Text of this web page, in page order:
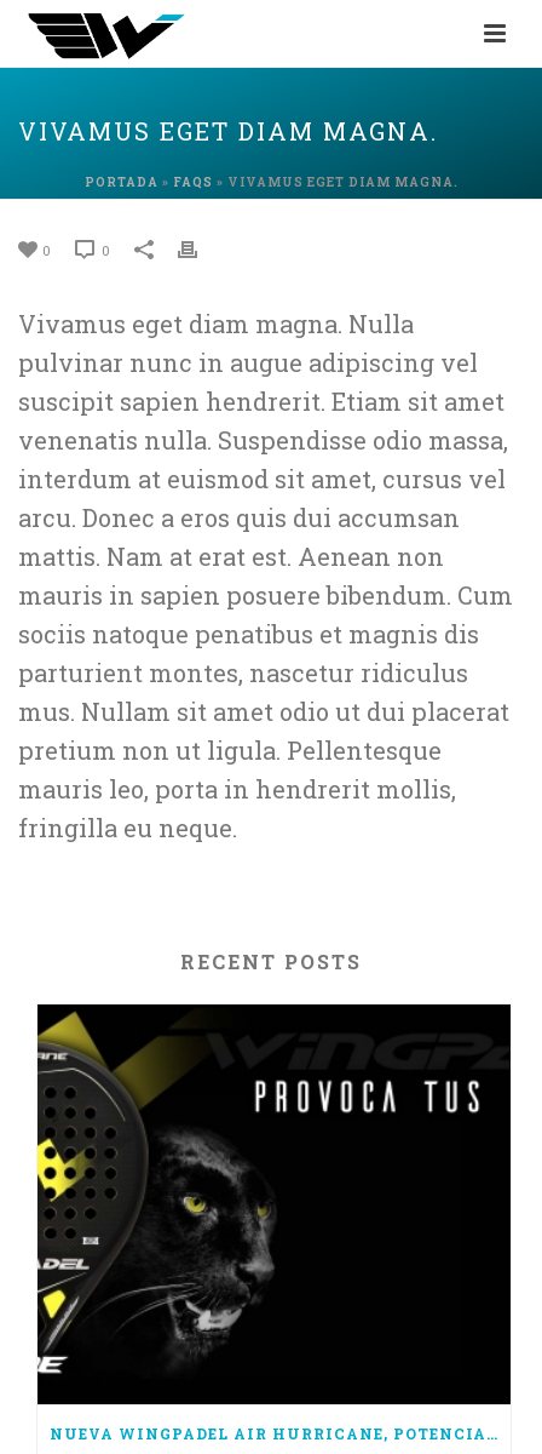
VIVAMUS EGET DIAM MAGNA.
PORTADA » FAQS » VIVAMUS EGET DIAM MAGNA.
0 0
Vivamus eget diam magna. Nulla
pulvinar nunc in augue adipiscing vel
suscipit sapien hendrerit. Etiam sit amet
venenatis nulla. Suspendisse odio massa,
interdum at euismod sit amet, cursus vel
arcu. Donec a eros quis dui accumsan
mattis. Nam at erat est. Aenean non
mauris in sapien posuere bibendum. Cum
sociis natoque penatibus et magnis dis
parturient montes, nascetur ridiculus
mus. Nullam sit amet odio ut dui placerat
pretium non ut ligula. Pellentesque
mauris leo, porta in hendrerit mollis,
fringilla eu neque.
RECENT POSTS
NUEVA WINGPADEL AIR HURRICANE, POTENCIA PURA